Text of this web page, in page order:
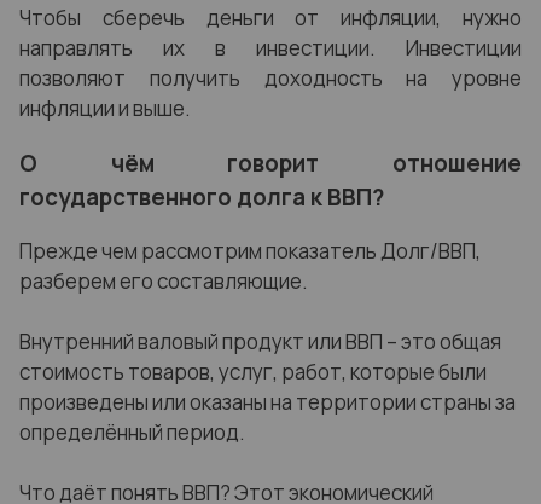
Чтобы сберечь деньги от инфляции, нужно
направлять их в инвестиции. Инвестиции
позволяют получить доходность на уровне
инфляции и выше.
О чём говорит отношение
государственного долга к ВВП?
Прежде чем рассмотрим показатель Долг/ВВП,
разберем его составляющие.
Внутренний валовый продукт или ВВП – это общая
стоимость товаров, услуг, работ, которые были
произведены или оказаны на территории страны за
определённый период.
Что даёт понять ВВП? Этот экономический